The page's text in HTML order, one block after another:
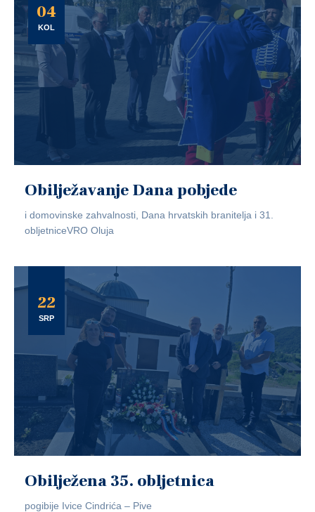
04
KOL
Obilježavanje Dana pobjede
i domovinske zahvalnosti, Dana hrvatskih branitelja i 31.
obljetniceVRO Oluja
22
SRP
Obilježena 35. obljetnica
pogibije Ivice Cindrića – Pive